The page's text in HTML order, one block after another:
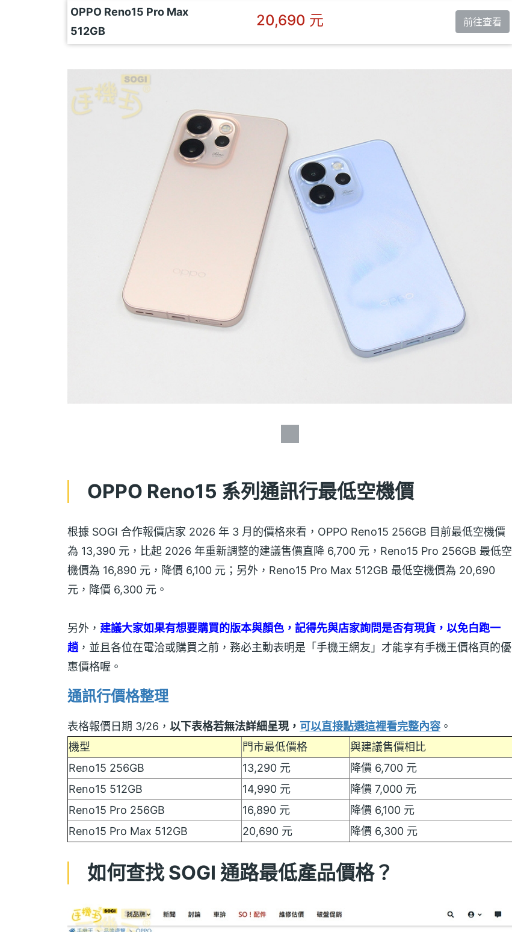
OPPO Reno15 Pro Max
512GB
20,690 元 前往查看
OPPO Reno15 系列通訊行最低空機價
根據 SOGI 合作報價店家 2026 年 3 月的價格來看，OPPO Reno15 256GB 目前最低空機價
為 13,390 元，比起 2026 年重新調整的建議售價直降 6,700 元，Reno15 Pro 256GB 最低空
機價為 16,890 元，降價 6,100 元；另外，Reno15 Pro Max 512GB 最低空機價為 20,690
元，降價 6,300 元。
另外， 建議大家如果有想要購買的版本與顏色，記得先與店家詢問是否有現貨，以免白跑一
趟 ，並且各位在電洽或購買之前，務必主動表明是「手機王網友」才能享有手機王價格頁的優
惠價格喔。
通訊行價格整理
表格報價日期 3/26， 以下表格若無法詳細呈現， 可以直接點選這裡看完整內容 。
機型
門市最低價格
與建議售價相比
Reno15 256GB
13,290 元
降價 6,700 元
Reno15 512GB
14,990 元
降價 7,000 元
Reno15 Pro 256GB
16,890 元
降價 6,100 元
Reno15 Pro Max 512GB
20,690 元 降價 6,300 元
如何查找 SOGI 通路最低產品價格？